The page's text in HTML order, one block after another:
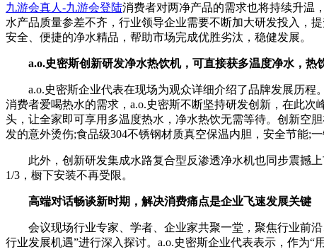
九游会真人-九游会登陆消费者对两净产品的需求也将持续升温
水产品质量参差不齐，行业领导企业需要不断加大研发投入，
安全、便捷的净水精品，帮助市场完成优胜劣汰，稳健发展。
a.o.史密斯创新研发净水热饮机，可直接获多温度净水，热
a.o.史密斯企业代表在现场为观众详细介绍了品牌发展历程
消费者爱喝热水的需求，a.o.史密斯不断坚持研发创新，在此
头，让全家即可享用多温度热水，净水热饮无需等待。创新空
发的意外烫伤;食品级304不锈钢材质真空保温内胆，安全节能;
此外，创新研发集成水路复合型反渗透净水机也同步震撼上
1/3，橱下安装不再受限。
高端对话畅谈新时期，解决消费痛点是企业飞速发展关键
会议现场行业专家、学者、企业家共聚一堂，聚焦行业前沿
行业发展机遇”进行深入探讨。a.o.史密斯企业代表表示，作为